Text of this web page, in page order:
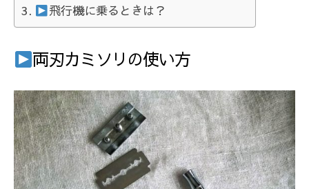
飛行機に乗るときは？
両刃カミソリの使い方